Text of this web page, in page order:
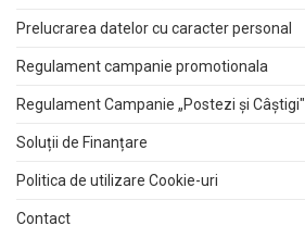
Prelucrarea datelor cu caracter personal
Regulament campanie promotionala
Regulament Campanie „Postezi și Câștigi"
Soluții de Finanțare
Politica de utilizare Cookie-uri
Contact